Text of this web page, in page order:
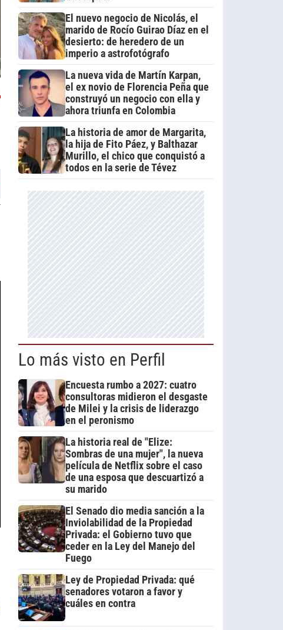
El nuevo negocio de Nicolás, el
marido de Rocío Guirao Díaz en el
desierto: de heredero de un
imperio a astrofotógrafo
La nueva vida de Martín Karpan,
el ex novio de Florencia Peña que
construyó un negocio con ella y
ahora triunfa en Colombia
La historia de amor de Margarita,
la hija de Fito Páez, y Balthazar
Murillo, el chico que conquistó a
todos en la serie de Tévez
Lo más visto en Perfil
Encuesta rumbo a 2027: cuatro
consultoras midieron el desgaste
de Milei y la crisis de liderazgo
en el peronismo
La historia real de "Elize:
Sombras de una mujer", la nueva
película de Netflix sobre el caso
de una esposa que descuartizó a
su marido
El Senado dio media sanción a la
Inviolabilidad de la Propiedad
Privada: el Gobierno tuvo que
ceder en la Ley del Manejo del
Fuego
Ley de Propiedad Privada: qué
senadores votaron a favor y
cuáles en contra